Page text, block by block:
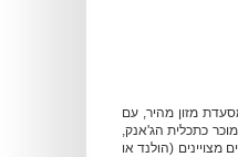
מזון מהיר, עם
כתכלית הג'אנק,
מרוכזת "עגבנייה". טעים ביותר, לצד 6 צ'יפסים מצויינים (הולנד או